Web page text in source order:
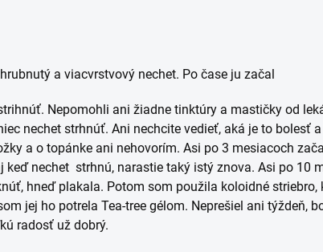
a viacvrstvový nechet. Po čase ju začal
Nepomohli ani žiadne tinktúry a mastičky od
nechet strhnúť. Ani nechcite vedieť, aká je to bolesť
a o topánke ani nehovorím. Asi po 3 mesiacoch
keď nechet strhnú, narastie taký istý znova. Asi po 10
hneď plakala. Potom som použila koloidné
jej ho potrela Tea-tree gélom. Neprešiel ani týždeň,
radosť už dobrý.